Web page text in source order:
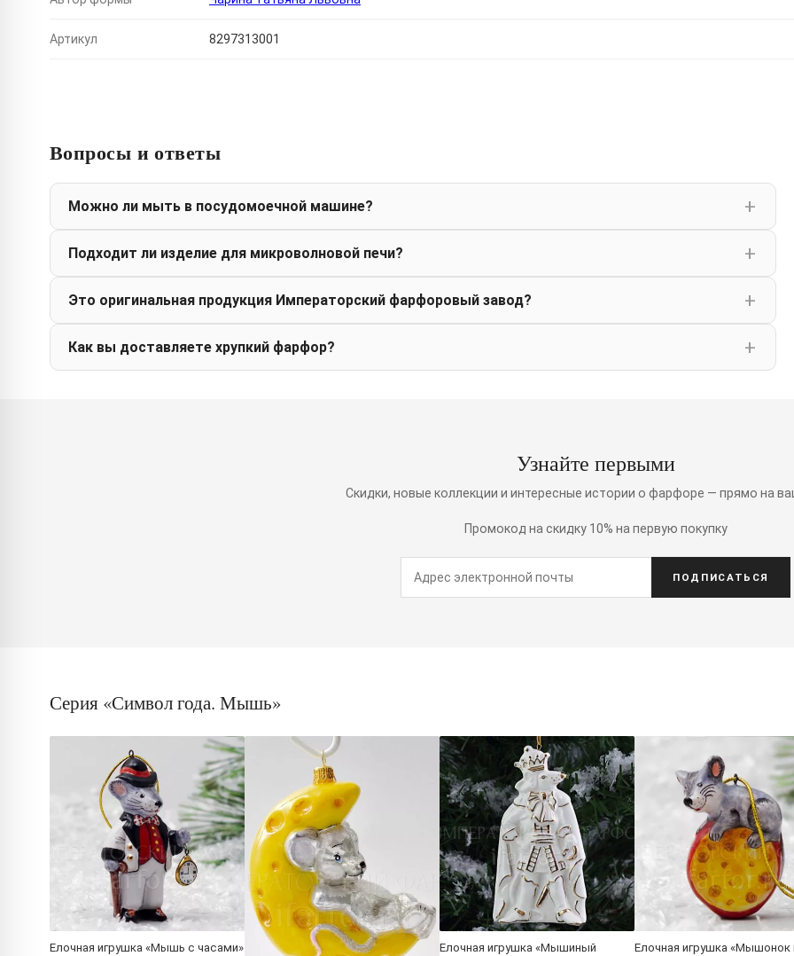
Артикул 8297313001
Вопросы и ответы
Можно ли мыть в посудомоечной машине?
Подходит ли изделие для микроволновой печи?
Это оригинальная продукция Императорский фарфоровый завод?
Как вы доставляете хрупкий фарфор?
Узнайте первыми
Скидки, новые коллекции и интересные истории о фарфоре — прямо на
Промокод на скидку 10% на первую покупку
ПОДПИСАТЬСЯ
Серия «Символ года. Мышь»
Елочная игрушка «Мышь с часами»
Елочная игрушка «Мышиный
Елочная игрушка «Мышонок